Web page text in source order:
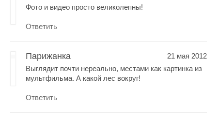
Фото и видео просто великолепны!
Ответить
Парижанка
21 мая 2012
Выглядит почти нереально, местами как картинка из
мультфильма. А какой лес вокруг!
Ответить